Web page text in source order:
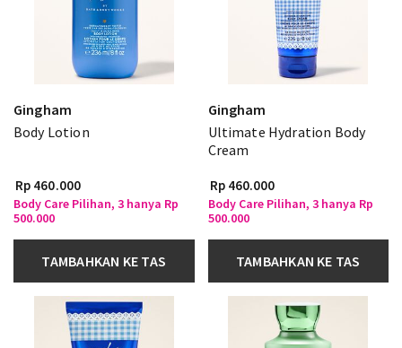
Gingham
Body Lotion
Rp 460.000
Body Care Pilihan, 3 hanya Rp
500.000
TAMBAHKAN KE TAS
Gingham
Ultimate Hydration Body
Cream
Rp 460.000
Body Care Pilihan, 3 hanya Rp
500.000
TAMBAHKAN KE TAS